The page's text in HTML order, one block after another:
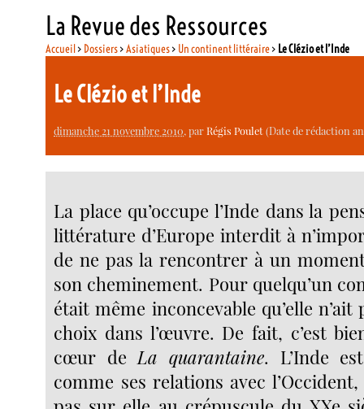
La Revue des Ressources
Accueil> Dossiers>Asiatiques> Un continent littéraire> Le Clézio et l’Inde
Le Clézio et l’Inde
dimanche 21 novembre 2010, parRégis Poulet(Date de rédaction
La place qu’occupe l’Inde dans la
littérature d’Europe interdit à
de ne pas la rencontrer à un
son cheminement. Pour quelqu’un
était même inconcevable qu’elle n’ait
choix dans l’œuvre. De fait, c’est
cœur deLa quarantaine. L’Inde
comme ses relations avec l’Occident,